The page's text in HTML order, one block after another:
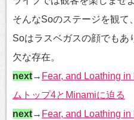
そんなSoのステージを観て
Soはラスベガスの顔でもあ
欠な存在。
next→ Fear, and Loathing
ムトップ4とMinamiに迫る
next→ Fear, and Loathing